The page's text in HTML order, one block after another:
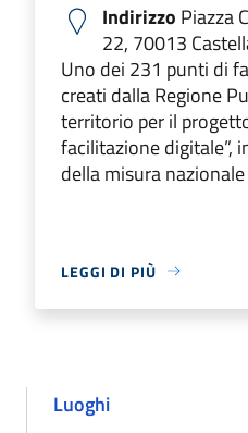
Indirizzo Piazza
22, 70013
Uno dei 231 punti di
creati dalla Regione
territorio per il
facilitazione digitale”,
della misura
LEGGI DI PIÙ
Luoghi